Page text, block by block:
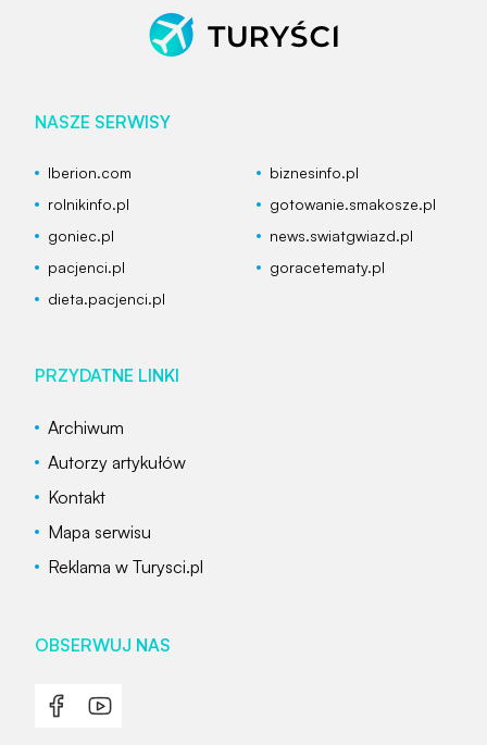
NASZE SERWISY
Iberion.com
biznesinfo.pl
rolnikinfo.pl
gotowanie.smakosze.pl
goniec.pl
news.swiatgwiazd.pl
pacjenci.pl
goracetematy.pl
dieta.pacjenci.pl
PRZYDATNE LINKI
Archiwum
Autorzy artykułów
Kontakt
Mapa serwisu
Reklama w Turysci.pl
OBSERWUJ NAS